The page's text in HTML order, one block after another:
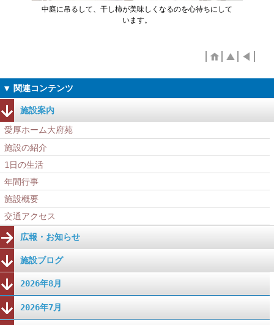
中庭に吊るして、干し柿が美味しくなるのを心待ちにして
います。
施設案内
愛厚ホーム大府苑
施設の紹介
1日の生活
年間行事
施設概要
交通アクセス
広報・お知らせ
施設ブログ
2026年8月
2026年7月